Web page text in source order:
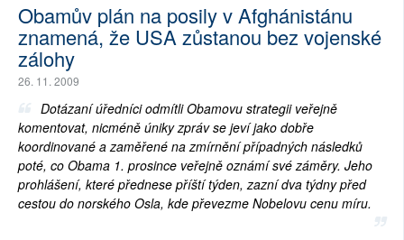
Obamův plán na posily v Afghánistánu
znamená, že USA zůstanou bez vojenské
zálohy
26. 11. 2009
Dotázaní úředníci odmítli Obamovu strategii veřejně
komentovat, nicméně úniky zpráv se jeví jako dobře
koordinované a zaměřené na zmírnění případných následků
poté, co Obama 1. prosince veřejně oznámí své záměry. Jeho
prohlášení, které přednese příští týden, zazní dva týdny před
cestou do norského Osla, kde převezme Nobelovu cenu míru.